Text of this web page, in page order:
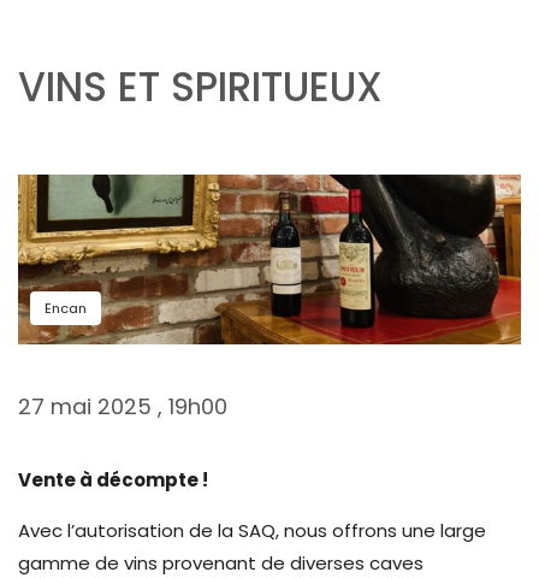
VINS ET SPIRITUEUX
Encan
27 mai 2025 , 19h00
Vente à décompte !
Avec l’autorisation de la SAQ, nous offrons une large
gamme de vins provenant de diverses caves